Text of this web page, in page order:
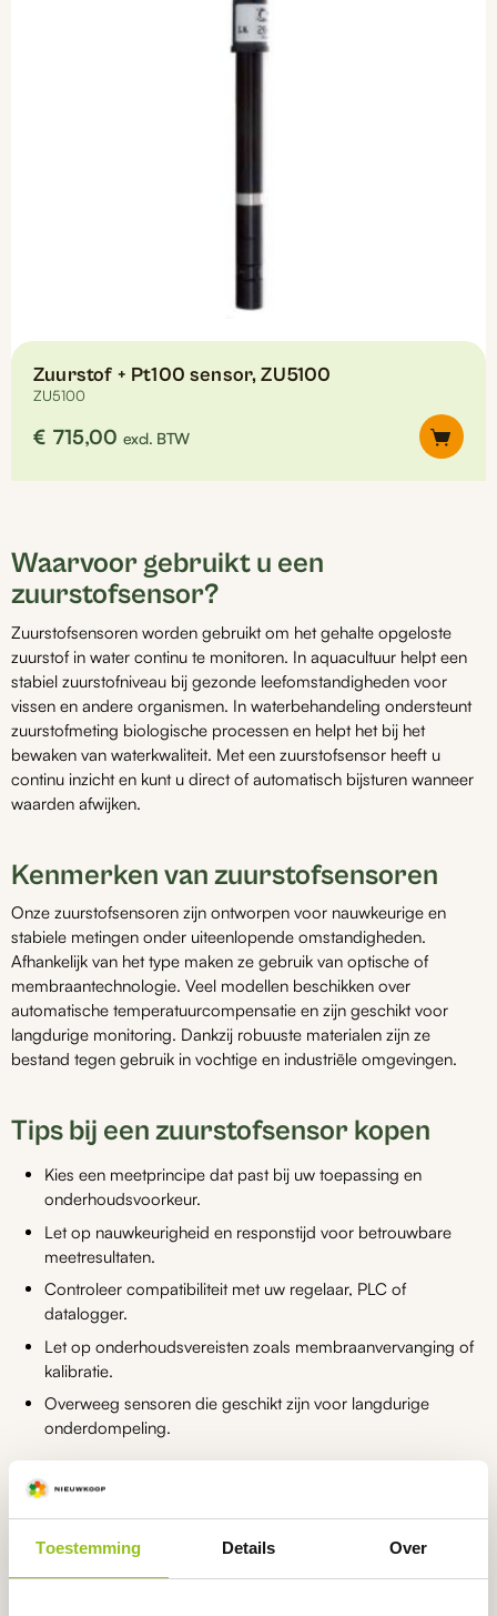
Toestemming Details Over
Zuurstof + Pt100 sensor, ZU5100
ZU5100
€ 715,00 excl. BTW
Waarvoor gebruikt u een
zuurstofsensor?
Zuurstofsensoren worden gebruikt om het gehalte opgeloste
zuurstof in water continu te monitoren. In aquacultuur helpt een
stabiel zuurstofniveau bij gezonde leefomstandigheden voor
vissen en andere organismen. In waterbehandeling ondersteunt
zuurstofmeting biologische processen en helpt het bij het
bewaken van waterkwaliteit. Met een zuurstofsensor heeft u
continu inzicht en kunt u direct of automatisch bijsturen wanneer
waarden afwijken.
Kenmerken van zuurstofsensoren
Onze zuurstofsensoren zijn ontworpen voor nauwkeurige en
stabiele metingen onder uiteenlopende omstandigheden.
Afhankelijk van het type maken ze gebruik van optische of
membraantechnologie. Veel modellen beschikken over
automatische temperatuurcompensatie en zijn geschikt voor
langdurige monitoring. Dankzij robuuste materialen zijn ze
bestand tegen gebruik in vochtige en industriële omgevingen.
Tips bij een zuurstofsensor kopen
Kies een meetprincipe dat past bij uw toepassing en
onderhoudsvoorkeur.
Let op nauwkeurigheid en responstijd voor betrouwbare
meetresultaten.
Controleer compatibiliteit met uw regelaar, PLC of
datalogger.
Let op onderhoudsvereisten zoals membraanvervanging of
kalibratie.
Overweeg sensoren die geschikt zijn voor langdurige
onderdompeling.
Twijfelt u tussen verschillende zuurstofsensoren of toepassingen?
Wij adviseren u graag bij het maken van de juiste keuze.
Welke zuurstofsensor heeft u nodig?